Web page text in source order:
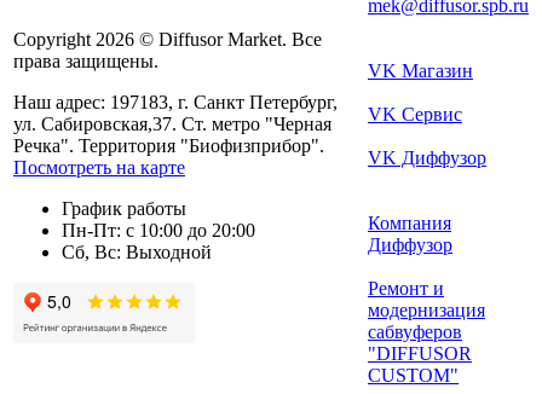
Copyright 2026 © Diffusor Market. Все
права защищены.
Наш адрес: 197183, г. Санкт Петербург,
ул. Сабировская,37. Ст. метро "Черная
Речка". Территория "Биофизприбор".
Посмотреть на карте
График работы
Пн-Пт: с 10:00 до 20:00
Сб, Вс: Выходной
mek@diffusor.spb.ru
VK Магазин
VK Сервис
VK Диффузор
Компания
Диффузор
Ремонт и
модернизация
сабвуферов
"DIFFUSOR
CUSTOM"